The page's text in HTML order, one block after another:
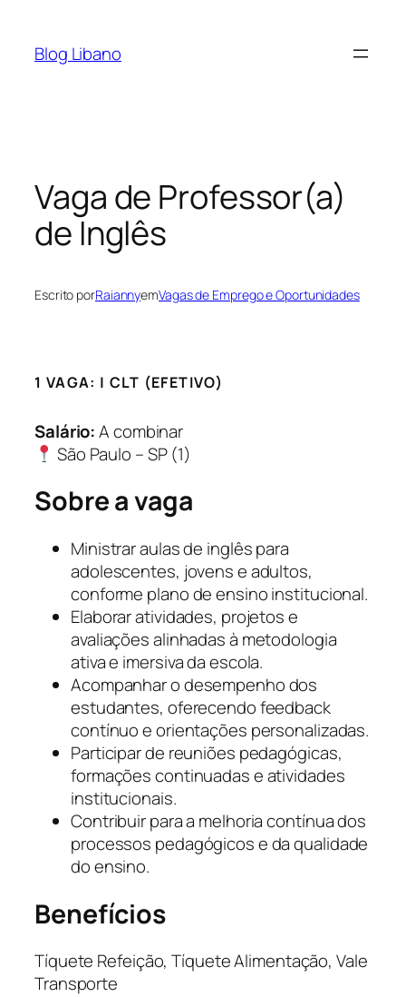
Blog Libano
Vaga de Professor(a)
de Inglês
Escrito porRaiannyemVagas de Emprego e Oportunidades
1 VAGA: | CLT (EFETIVO)
Salário:A combinar
São Paulo – SP (1)
Sobre a vaga
Ministrar aulas de inglês para
adolescentes, jovens e adultos,
conforme plano de ensino institucional.
Elaborar atividades, projetos e
avaliações alinhadas à metodologia
ativa e imersiva da escola.
Acompanhar o desempenho dos
estudantes, oferecendo feedback
contínuo e orientações personalizadas.
Participar de reuniões pedagógicas,
formações continuadas e atividades
institucionais.
Contribuir para a melhoria contínua dos
processos pedagógicos e da qualidade
do ensino.
Benefícios
Tíquete Refeição, Tíquete Alimentação, Vale
Transporte